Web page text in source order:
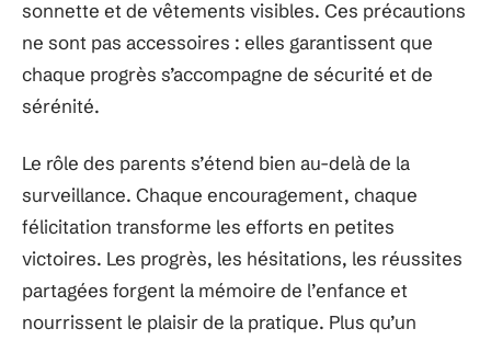
sonnette et de vêtements visibles. Ces précautions
ne sont pas accessoires : elles garantissent que
chaque progrès s’accompagne de sécurité et de
sérénité.
Le rôle des parents s’étend bien au-delà de la
surveillance. Chaque encouragement, chaque
félicitation transforme les efforts en petites
victoires. Les progrès, les hésitations, les réussites
partagées forgent la mémoire de l’enfance et
nourrissent le plaisir de la pratique. Plus qu’un